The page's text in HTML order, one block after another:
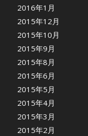
2016年1月
2015年12月
2015年10月
2015年9月
2015年8月
2015年6月
2015年5月
2015年4月
2015年3月
2015年2月